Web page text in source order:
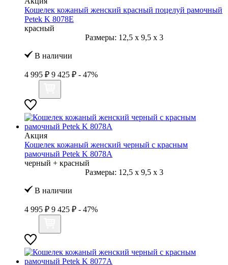
Кошелек кожаный женский красный поцелуй рамочный
Petek K 8078Е
красный
Размеры: 12,5 x 9,5 x 3
В наличии
4 995 ₽ 9 425 ₽ - 47%
Акция
Кошелек кожаный женский черный с красным
рамочный Petek K 8078А
черный + красный
Размеры: 12,5 x 9,5 x 3
В наличии
4 995 ₽ 9 425 ₽ - 47%